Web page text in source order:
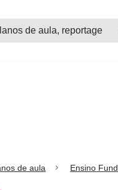
de aula Ensino